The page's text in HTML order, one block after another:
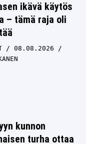
ikävä käytös
– tämä raja oli
08.08.2026
kunnon
turha ottaa